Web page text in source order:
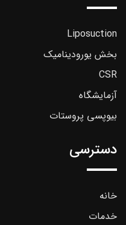
Liposuction
بخش یورودینامیک
CSR
آزمایشگاه
بیوپسی پروستات
دسترسی
خانه
خدمات